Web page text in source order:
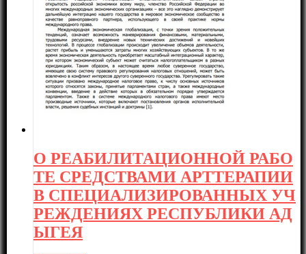
О РЕАБИЛИТАЦИОННОЙ РАБО
ТЕ СРЕДСТВАМИ АРТТЕРАПИИ
В СПЕЦИАЛИЗИРОВАННЫХ УЧ
РЕЖДЕНИЯХ РЕСПУБЛИКИ АД
ЫГЕЯ